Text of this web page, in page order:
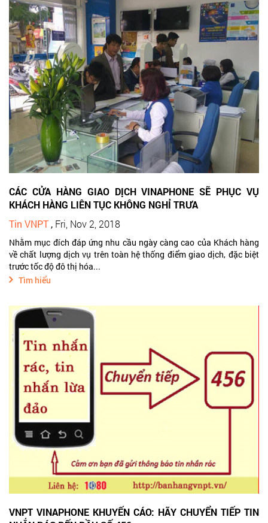
CÁC CỬA HÀNG GIAO DỊCH VINAPHONE SẼ PHỤC VỤ
KHÁCH HÀNG LIÊN TỤC KHÔNG NGHỈ TRƯA
Tin VNPT, Fri, Nov 2, 2018
Nhằm mục đích đáp ứng nhu cầu ngày càng cao của Khách hàng
về chất lượng dịch vụ trên toàn hệ thống điểm giao dịch, đặc biệt
trước tốc độ đô thị hóa...
Tìm hiểu
VNPT VINAPHONE KHUYẾN CÁO: HÃY CHUYỂN TIẾP TIN